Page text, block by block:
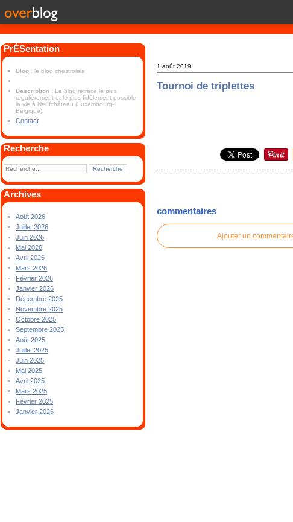
PrÉSentation
Blog : le blog chestrolais
Description : Le blog retrace le plus
régulièrement et le plus fidèlement possible
la vie à Neufchâteau (Luxembourg-
Belgique).
Contact
Recherche
Archives
Août 2026
Juillet 2026
Juin 2026
Mai 2026
Avril 2026
Mars 2026
Février 2026
Janvier 2026
Décembre 2025
Novembre 2025
Octobre 2025
Septembre 2025
Août 2025
Juillet 2025
Juin 2025
Mai 2025
Avril 2025
Mars 2025
Février 2025
Janvier 2025
1 août 2019
Tournoi de triplettes
commentaires
Ajouter un